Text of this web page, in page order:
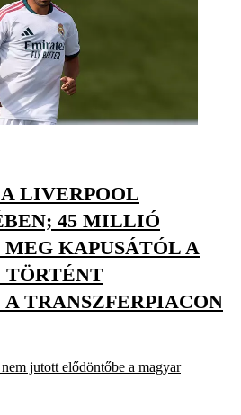
LIVERPOOL
45 MILLIÓ
KAPUSÁTÓL A
TRANSZFERPIACON
jutott elődöntőbe a magyar